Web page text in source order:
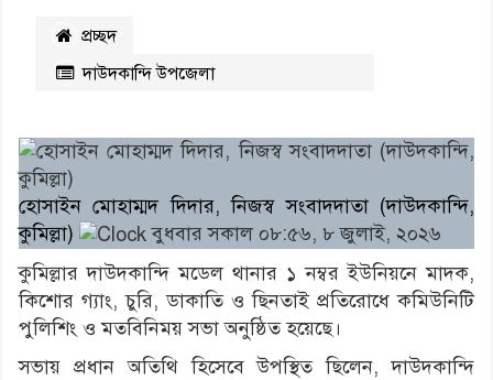
প্রচ্ছদ
দাউদকান্দি উপজেলা
হোসাইন মোহাম্মদ দিদার, নিজস্ব সংবাদদাতা (দাউদকান্দি,
কুমিল্লা)
বুধবার সকাল ০৮:৫৬, ৮ জুলাই, ২০২৬
কুমিল্লার দাউদকান্দি মডেল থানার ১ নম্বর ইউনিয়নে মাদক,
কিশোর গ্যাং, চুরি, ডাকাতি ও ছিনতাই প্রতিরোধে কমিউনিটি
পুলিশিং ও মতবিনিময় সভা অনুষ্ঠিত হয়েছে।
সভায় প্রধান অতিথি হিসেবে উপস্থিত ছিলেন, দাউদকান্দি